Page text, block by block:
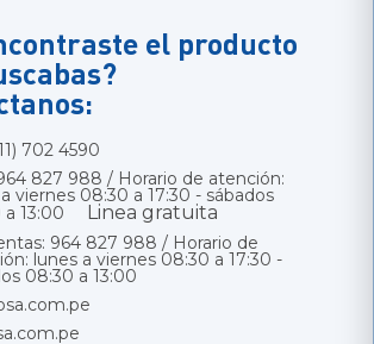
el producto
702 4590
827 988 / Horario de atención:
viernes 08:30 a 17:30 - sábados
13:00
Linea gratuita
964 827 988 / Horario de
lunes a viernes 08:30 a 17:30 -
08:30 a 13:00